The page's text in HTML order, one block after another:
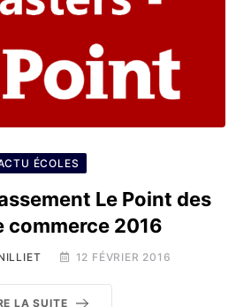
ÉCOLES
Le Point des
commerce 2016
12 FÉVRIER 2016
LA SUITE